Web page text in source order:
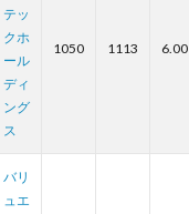
テッ
クホ
ール
ディ
ング
ス
1050 1113 6.00
バリ
ュエ